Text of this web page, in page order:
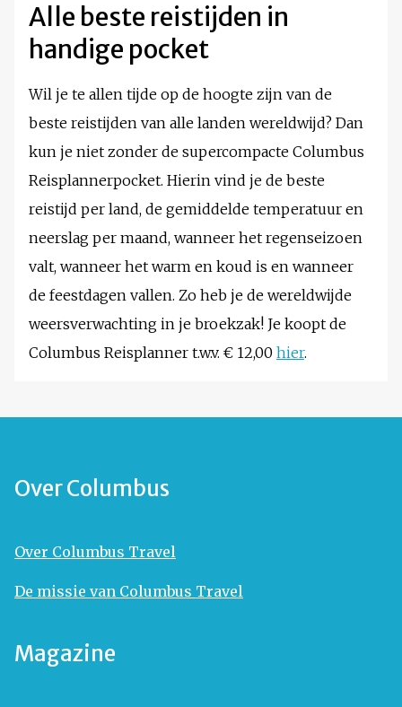
Alle beste reistijden in
handige pocket
Wil je te allen tijde op de hoogte zijn van de
beste reistijden van alle landen wereldwijd? Dan
kun je niet zonder de supercompacte Columbus
Reisplannerpocket. Hierin vind je de beste
reistijd per land, de gemiddelde temperatuur en
neerslag per maand, wanneer het regenseizoen
valt, wanneer het warm en koud is en wanneer
de feestdagen vallen. Zo heb je de wereldwijde
weersverwachting in je broekzak! Je koopt de
Columbus Reisplanner t.w.v. € 12,00 hier.
Over Columbus
Over Columbus Travel
De missie van Columbus Travel
Magazine